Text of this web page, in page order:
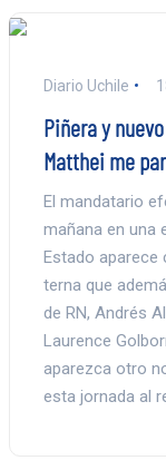
Diario Uchile
Piñera y
Matthei me
El mandatario
mañana en una
Estado aparece
terna que
de RN, Andrés
Laurence
aparezca otro
esta jornada al